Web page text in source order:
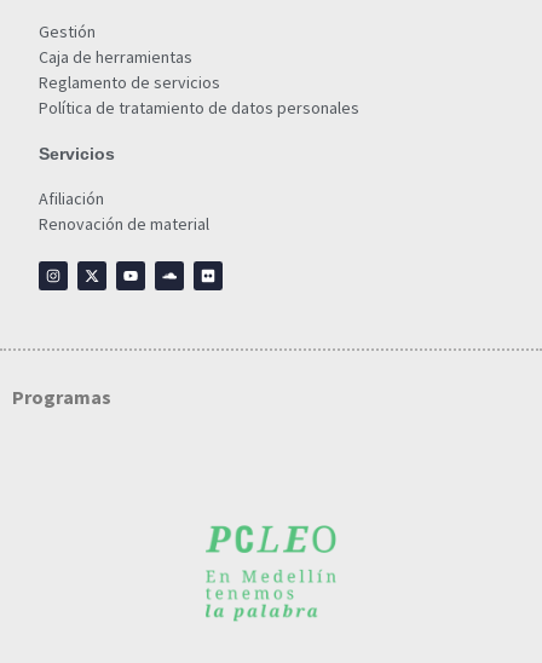
Gestión
Caja de herramientas
Reglamento de servicios
Política de tratamiento de datos personales
Servicios
Afiliación
Renovación de material
Programas